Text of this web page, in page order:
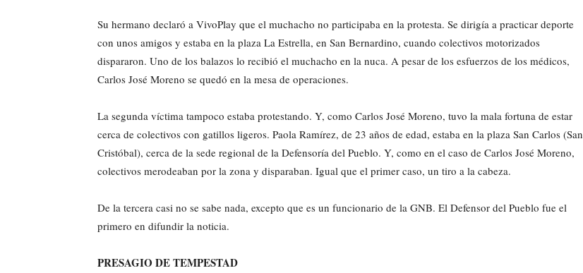
Su hermano declaró a VivoPlay que el muchacho no participaba en la protesta. Se dirigía a practicar deporte
con unos amigos y estaba en la plaza La Estrella, en San Bernardino, cuando colectivos motorizados
dispararon. Uno de los balazos lo recibió el muchacho en la nuca. A pesar de los esfuerzos de los médicos,
Carlos José Moreno se quedó en la mesa de operaciones.
La segunda víctima tampoco estaba protestando. Y, como Carlos José Moreno, tuvo la mala fortuna de estar
cerca de colectivos con gatillos ligeros. Paola Ramírez, de 23 años de edad, estaba en la plaza San Carlos (San
Cristóbal), cerca de la sede regional de la Defensoría del Pueblo. Y, como en el caso de Carlos José Moreno,
colectivos merodeaban por la zona y disparaban. Igual que el primer caso, un tiro a la cabeza.
De la tercera casi no se sabe nada, excepto que es un funcionario de la GNB. El Defensor del Pueblo fue el
primero en difundir la noticia.
PRESAGIO DE TEMPESTAD